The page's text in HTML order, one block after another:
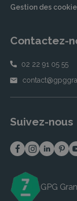
Gestion des
Contactez-
02 22 91 05 55
Suivez-nous
GPG